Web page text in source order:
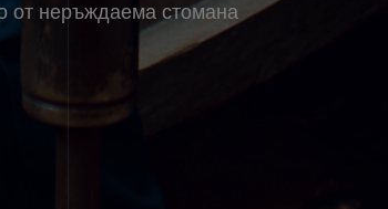
от неръждаема стомана